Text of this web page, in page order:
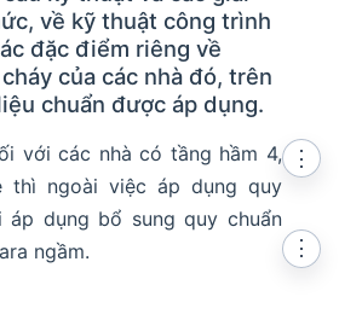
về kỹ thuật công trình
đặc điểm riêng về
của các nhà đó, trên
chuẩn được áp dụng.
với các nhà có tầng hầm 4,
ngoài việc áp dụng quy
áp dụng bổ sung quy chuẩn
ngầm.
⋮
⋮